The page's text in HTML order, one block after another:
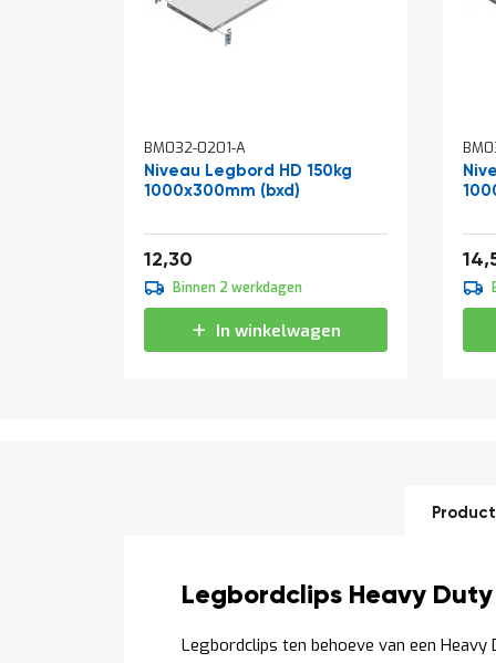
BM032-0201-A
Niveau Legbord HD 150kg
1000x300mm (bxd)
Vanaf
12,30
Binnen 2 werkdagen
In winkelwagen
Productomschrijving
Legbordclips Heavy
Legbordclips ten behoeve van een